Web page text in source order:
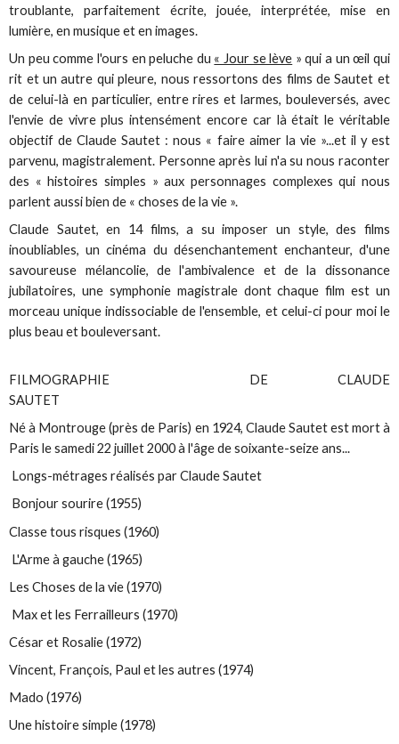
troublante, parfaitement écrite, jouée, interprétée, mise en
lumière, en musique et en images.
Un peu comme l'ours en peluche du « Jour se lève » qui a un œil qui
rit et un autre qui pleure, nous ressortons des films de Sautet et
de celui-là en particulier, entre rires et larmes, bouleversés, avec
l'envie de vivre plus intensément encore car là était le véritable
objectif de Claude Sautet : nous « faire aimer la vie »...et il y est
parvenu, magistralement. Personne après lui n'a su nous raconter
des « histoires simples » aux personnages complexes qui nous
parlent aussi bien de « choses de la vie ».
Claude Sautet, en 14 films, a su imposer un style, des films
inoubliables, un cinéma du désenchantement enchanteur, d'une
savoureuse mélancolie, de l'ambivalence et de la dissonance
jubilatoires, une symphonie magistrale dont chaque film est un
morceau unique indissociable de l'ensemble, et celui-ci pour moi le
plus beau et bouleversant.
FILMOGRAPHIE DE CLAUDE
SAUTET
Né à Montrouge (près de Paris) en 1924, Claude Sautet est mort à
Paris le samedi 22 juillet 2000 à l'âge de soixante-seize ans...
Longs-métrages réalisés par Claude Sautet
Bonjour sourire (1955)
Classe tous risques (1960)
L'Arme à gauche (1965)
Les Choses de la vie (1970)
Max et les Ferrailleurs (1970)
César et Rosalie (1972)
Vincent, François, Paul et les autres (1974)
Mado (1976)
Une histoire simple (1978)